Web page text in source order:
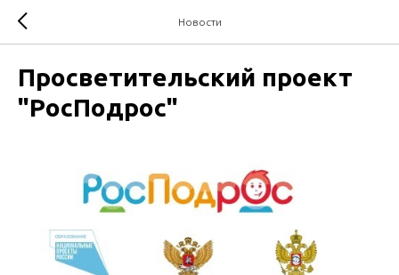
Новости
Просветительский проект
"РосПодрос"